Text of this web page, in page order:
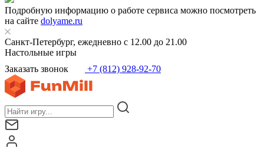
Подробную информацию о работе сервиса можно посмотреть
на сайте dolyame.ru
Санкт-Петербург, ежедневно с 12.00 до 21.00
Настольные игры
Заказать звонок
+7 (812) 928-92-70